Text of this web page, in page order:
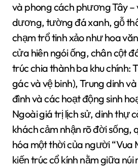
và phong cách phương Tây –
dương, tường đá xanh, gỗ
chạm trổ tinh xảo như hoa
cửa hiên ngói ống, chân cột
trúc chia thành ba khu chính:
gác và vệ binh), Trung dinh
đình và các hoạt động sinh
Ngoài giá trị lịch sử, dinh thự
khách cảm nhận rõ đời sống,
hóa một thời của người “Vua
kiến trúc cổ kính nằm giữa